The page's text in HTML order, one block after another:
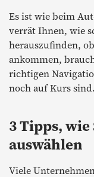
Es ist wie beim
verrät Ihnen, wie
herauszufinden,
ankommen,
richtigen
noch auf Kurs sind.
3 Tipps,
auswählen
Viele